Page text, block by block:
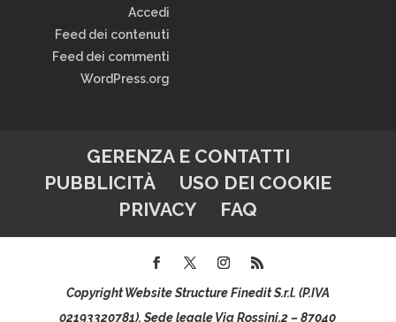
Accedi
Feed dei contenuti
Feed dei commenti
WordPress.org
GERENZA E CONTATTI
PUBBLICITÀ
USO DEI COOKIE
PRIVACY
FAQ
Copyright Website Structure Finedit S.r.l. (P.IVA
02193320781), Sede legale Via Rossini,2 – 87040